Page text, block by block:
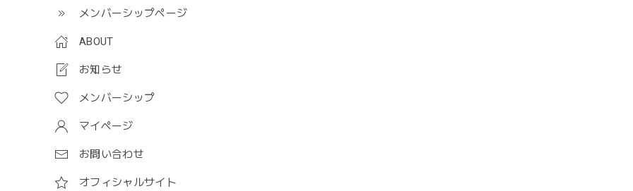
メンバーシップページ
ABOUT
お知らせ
メンバーシップ
マイページ
お問い合わせ
オフィシャルサイト